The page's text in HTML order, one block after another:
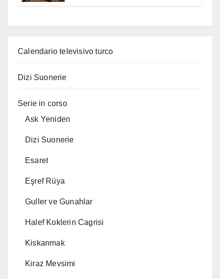
Calendario televisivo turco
Dizi Suonerie
Serie in corso
Ask Yeniden
Dizi Suonerie
Esaret
Eşref Rüya
Guller ve Gunahlar
Halef Koklerin Cagrisi
Kiskanmak
Kiraz Mevsimi